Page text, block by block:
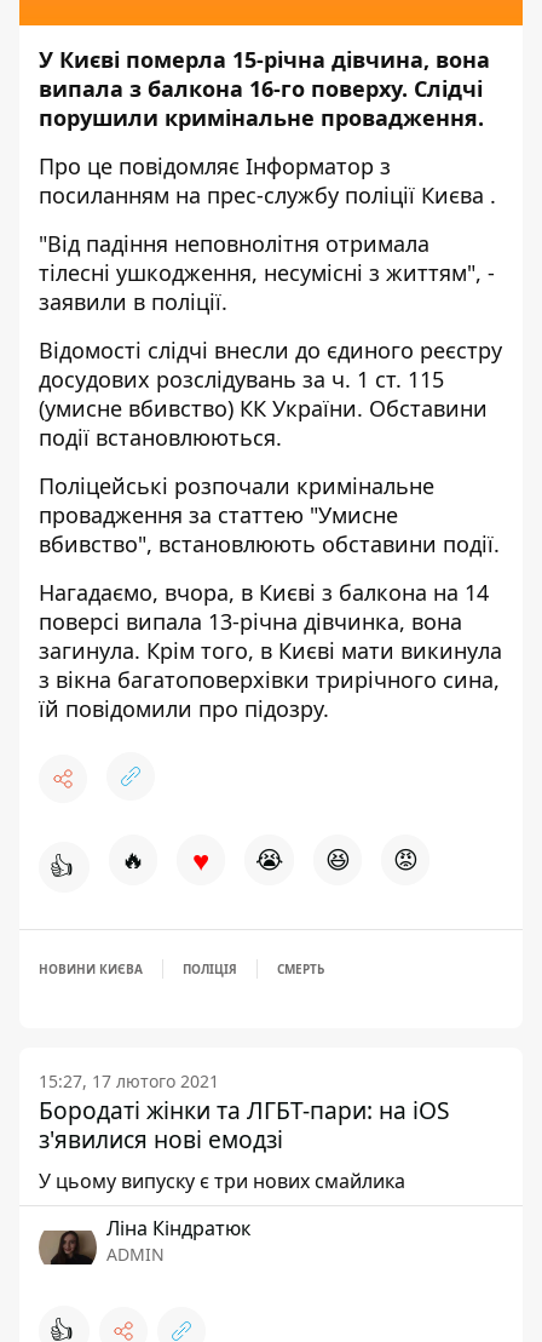
У Києві померла 15-річна дівчина, вона
випала з балкона 16-го поверху. Слідчі
порушили кримінальне провадження.
Про це повідомляє Інформатор з
посиланням на прес-службу поліції Києва .
"Від падіння неповнолітня отримала
тілесні ушкодження, несумісні з життям", -
заявили в поліції.
Відомості слідчі внесли до єдиного реєстру
досудових розслідувань за ч. 1 ст. 115
(умисне вбивство) КК України. Обставини
події встановлюються.
Поліцейські розпочали кримінальне
провадження за статтею "Умисне
вбивство", встановлюють обставини події.
Нагадаємо, вчора, в Києві з балкона на 14
поверсі випала 13-річна дівчинка, вона
загинула. Крім того, в Києві мати викинула
з вікна багатоповерхівки трирічного сина,
їй повідомили про підозру.
👍 🔥 ♥ 😭 😆 😡
НОВИНИ КИЄВА ПОЛІЦІЯ СМЕРТЬ
15:27, 17 лютого 2021
Бородаті жінки та ЛГБТ-пари: на iOS
з'явилися нові емодзі
У цьому випуску є три нових смайлика
Ліна Кіндратюк
ADMIN
👍